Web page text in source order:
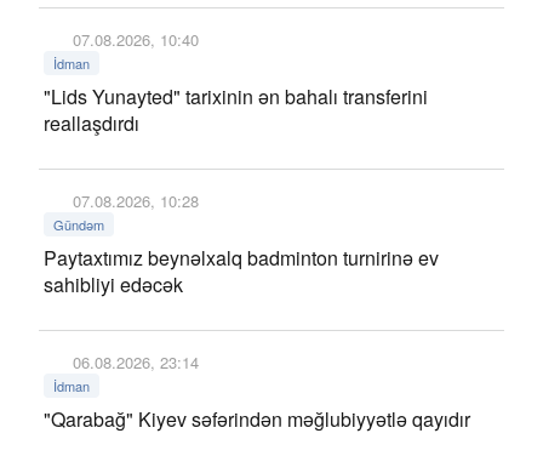
07.08.2026, 10:40
İdman
"Lids Yunayted" tarixinin ən bahalı transferini
reallaşdırdı
07.08.2026, 10:28
Gündəm
Paytaxtımız beynəlxalq badminton turnirinə ev
sahibliyi edəcək
06.08.2026, 23:14
İdman
"Qarabağ" Kiyev səfərindən məğlubiyyətlə qayıdır